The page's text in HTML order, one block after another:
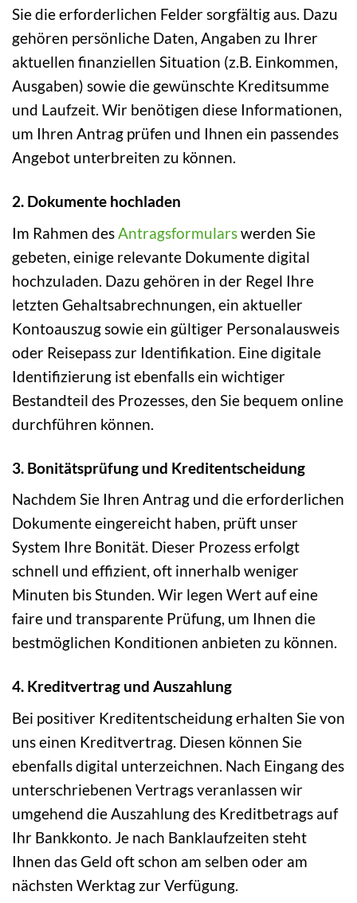
Sie die erforderlichen Felder sorgfältig aus. Dazu
gehören persönliche Daten, Angaben zu Ihrer
aktuellen finanziellen Situation (z.B. Einkommen,
Ausgaben) sowie die gewünschte Kreditsumme
und Laufzeit. Wir benötigen diese Informationen,
um Ihren Antrag prüfen und Ihnen ein passendes
Angebot unterbreiten zu können.
2. Dokumente hochladen
Im Rahmen des Antragsformularswerden Sie
gebeten, einige relevante Dokumente digital
hochzuladen. Dazu gehören in der Regel Ihre
letzten Gehaltsabrechnungen, ein aktueller
Kontoauszug sowie ein gültiger Personalausweis
oder Reisepass zur Identifikation. Eine digitale
Identifizierung ist ebenfalls ein wichtiger
Bestandteil des Prozesses, den Sie bequem online
durchführen können.
3. Bonitätsprüfung und Kreditentscheidung
Nachdem Sie Ihren Antrag und die erforderlichen
Dokumente eingereicht haben, prüft unser
System Ihre Bonität. Dieser Prozess erfolgt
schnell und effizient, oft innerhalb weniger
Minuten bis Stunden. Wir legen Wert auf eine
faire und transparente Prüfung, um Ihnen die
bestmöglichen Konditionen anbieten zu können.
4. Kreditvertrag und Auszahlung
Bei positiver Kreditentscheidung erhalten Sie von
uns einen Kreditvertrag. Diesen können Sie
ebenfalls digital unterzeichnen. Nach Eingang des
unterschriebenen Vertrags veranlassen wir
umgehend die Auszahlung des Kreditbetrags auf
Ihr Bankkonto. Je nach Banklaufzeiten steht
Ihnen das Geld oft schon am selben oder am
nächsten Werktag zur Verfügung.